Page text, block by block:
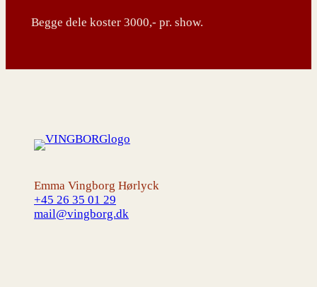
Begge dele koster 3000,- pr. show.
Emma Vingborg Hørlyck
+45 26 35 01 29
mail@vingborg.dk